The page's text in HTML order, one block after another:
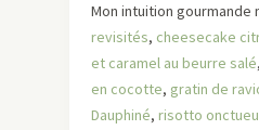
Mon intuition
revisités, cheesecake
et caramel au beurre salé,
en cocotte, gratin de
Dauphiné, risotto